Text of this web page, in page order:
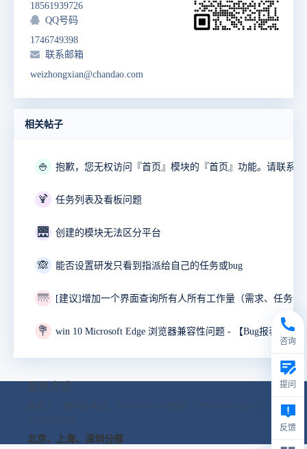
18561939726
QQ号码
1746749398
联系邮箱
weizhongxian@chandao.com
相关帖子
🍚
🍹 任务列表及看板问题
🌉 创建的模块无法区分平台
🙈 能否设置研发只看到指派给自己的任务或bug
🌁
💐
联系方式
联系人：魏中显 电话：18561939726 微信：18561939726
1746749398
北京、上海、深圳分部
咨询
提问
反馈